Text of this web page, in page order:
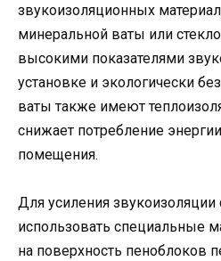
звукоизоляционных
минеральной ваты или
высокими показателями
установке и экологически
ваты также имеют
снижает потребление
помещения.
Для усиления
использовать специальные
на поверхность пеноблоков